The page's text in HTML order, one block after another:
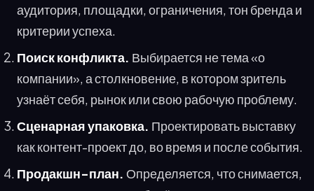
аудитория, площадки, ограничения, тон бренда и
критерии успеха.
Поиск конфликта. Выбирается не тема «о
компании», а столкновение, в котором зритель
узнаёт себя, рынок или свою рабочую проблему.
Сценарная упаковка. Проектировать выставку
как контент-проект до, во время и после события.
Продакшн-план. Определяется, что снимается,